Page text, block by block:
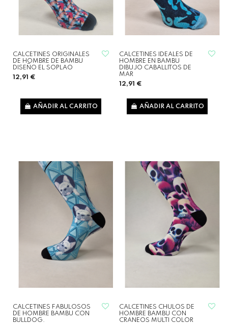
CALCETINES ORIGINALES
DE HOMBRE DE BAMBU
DISEÑO EL SOPLAO
12,91 €
AÑADIR AL CARRITO
CALCETINES IDEALES DE
HOMBRE EN BAMBU
DIBUJO CABALLITOS DE
MAR
12,91 €
AÑADIR AL CARRITO
CALCETINES FABULOSOS
DE HOMBRE BAMBU CON
BULLDOG.
CALCETINES CHULOS DE
HOMBRE BAMBU CON
CRANEOS MULTI COLOR